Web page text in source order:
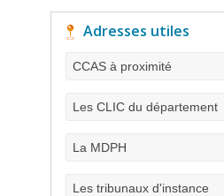
Adresses utiles
CCAS à proximité
Les CLIC du département
La MDPH
Les tribunaux d'instance